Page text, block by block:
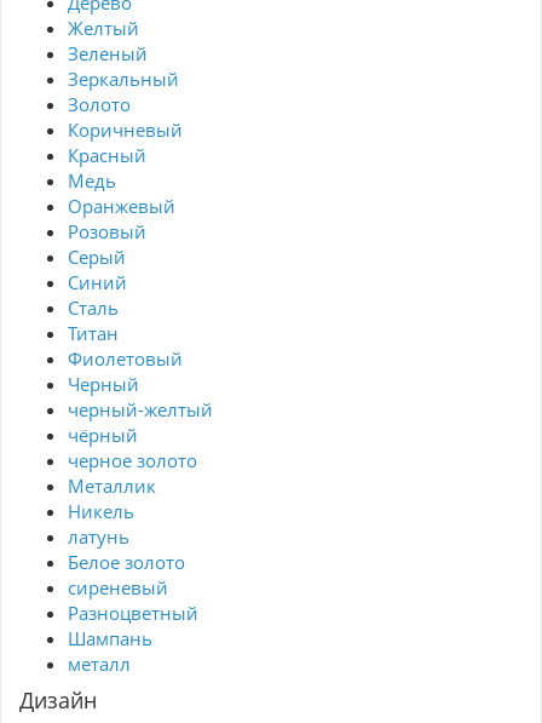
Желтый
Зеленый
Зеркальный
Золото
Коричневый
Красный
Медь
Оранжевый
Розовый
Серый
Синий
Сталь
Титан
Фиолетовый
Черный
черный-желтый
чёрный
черное золото
Металлик
Никель
латунь
Белое золото
сиреневый
Разноцветный
Шампань
металл
Дизайн